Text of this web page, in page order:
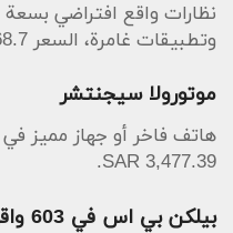
نظارات واقع افتراضي
وتطبيقات غامرة، السعر 2,868.7 SAR.
موتورولا سيجنتشر
هاتف فاخر أو جهاز مميز في
3,477.39 SAR.
بيلكن بي اس في 603 واقي من ارتفاع التيار